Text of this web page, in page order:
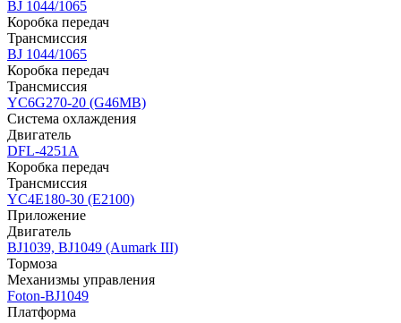
BJ 1044/1065
Коробка передач
Трансмиссия
BJ 1044/1065
Коробка передач
Трансмиссия
YC6G270-20 (G46MB)
Система охлаждения
Двигатель
DFL-4251A
Коробка передач
Трансмиссия
YC4E180-30 (E2100)
Приложение
Двигатель
BJ1039, BJ1049 (Aumark III)
Тормоза
Механизмы управления
Foton-BJ1049
Платформа